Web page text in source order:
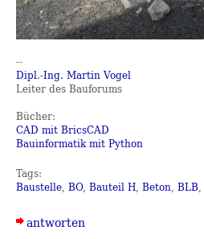
--
Dipl.-Ing. Martin Vogel
Leiter des Bauforums
Bücher:
CAD mit BricsCAD
Bauinformatik mit Python
Tags:
Baustelle, BO, Bauteil H, Beton, BLB,
antworten